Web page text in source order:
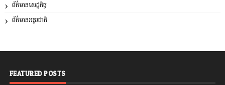
ព័ត៌មានសេដ្ឋកិច្ច
ព័ត៌មានអន្តរជាតិ
FEATURED POSTS